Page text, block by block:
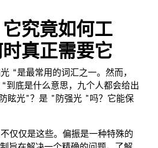
究竟如何工
真正需要它
“是最常用的词汇之一。然而，
到底是什么意思，九个人都会给出
眩光"？是 "防强光 "吗？它能保
仅仅是这些。偏振是一种特殊的